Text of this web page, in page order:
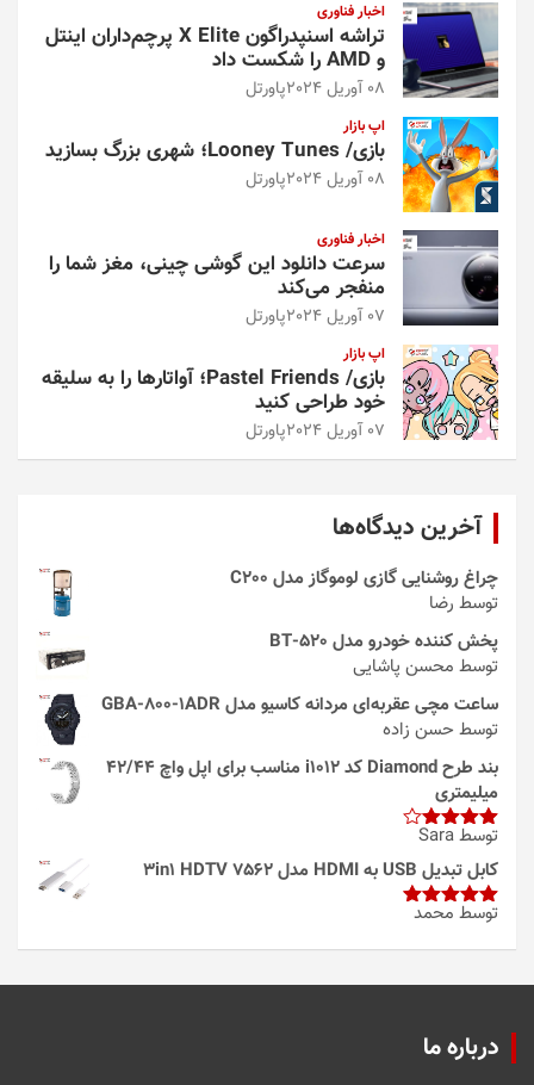
اخبار فناوری
تراشه اسنپدراگون X Elite پرچم‌داران اینتل
و AMD را شکست داد
08 آوریل 2024 پاورتل
اپ بازار
بازی/ Looney Tunes؛ شهری بزرگ بسازید
08 آوریل 2024 پاورتل
اخبار فناوری
سرعت دانلود این گوشی چینی، مغز شما را
منفجر می‌کند
07 آوریل 2024 پاورتل
اپ بازار
بازی/ Pastel Friends؛ آواتارها را به سلیقه
خود طراحی کنید
07 آوریل 2024 پاورتل
آخرین دیدگاه‌ها
چراغ روشنایی گازی لوموگاز مدل C200
توسط رضا
پخش کننده خودرو مدل 520-BT
توسط محسن پاشایی
ساعت مچی عقربه‌ای مردانه کاسیو مدل GBA-800-1ADR
توسط حسن زاده
بند طرح Diamond کد i1012 مناسب برای اپل واچ 42/44
میلیمتری
امتیاز4
از 5
توسط Sara
کابل تبدیل USB به HDMI مدل 3in1 HDTV 7562
امتیاز5از
توسط محمد
درباره ما